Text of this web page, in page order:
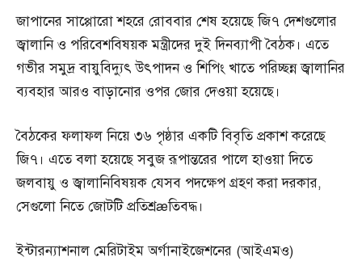
জাপানের সাপ্পোরো শহরে রোববার শেষ হয়েছে জি৭ দেশগুলোর
জ্বালানি ও পরিবেশবিষয়ক মন্ত্রীদের দুই দিনব্যাপী বৈঠক। এতে
গভীর সমুদ্র বায়ুবিদ্যুৎ উৎপাদন ও শিপিং খাতে পরিচ্ছন্ন জ্বালানির
ব্যবহার আরও বাড়ানোর ওপর জোর দেওয়া হয়েছে।
বৈঠকের ফলাফল নিয়ে ৩৬ পৃষ্ঠার একটি বিবৃতি প্রকাশ করেছে
জি৭। এতে বলা হয়েছে সবুজ রূপান্তরের পালে হাওয়া দিতে
জলবায়ু ও জ্বালানিবিষয়ক যেসব পদক্ষেপ গ্রহণ করা দরকার,
সেগুলো নিতে জোটটি প্রতিশ্রæতিবদ্ধ।
ইন্টারন্যাশনাল মেরিটাইম অর্গানাইজেশনের (আইএমও)